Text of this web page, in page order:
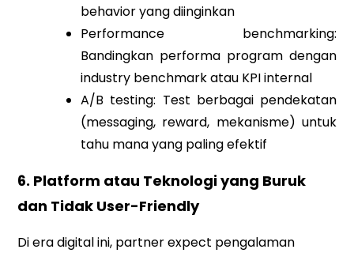
behavior yang diinginkan
Performance benchmarking:
Bandingkan performa program dengan
industry benchmark atau KPI internal
A/B testing: Test berbagai pendekatan
(messaging, reward, mekanisme) untuk
tahu mana yang paling efektif
6. Platform atau Teknologi yang Buruk
dan Tidak User-Friendly
Di era digital ini, partner expect pengalaman